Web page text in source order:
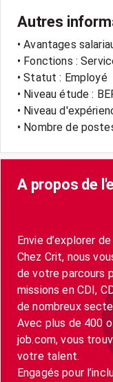
Autres
• Avantages
• Fonctions :
• Statut : Employé
• Niveau étude :
• Niveau
• Nombre de
A propos de
Envie d’explorer
Chez Crit, nous
de votre parcours
missions en CDI,
de nombreux
Avec plus de 400
job.com, vous
votre talent.
Engagés pour